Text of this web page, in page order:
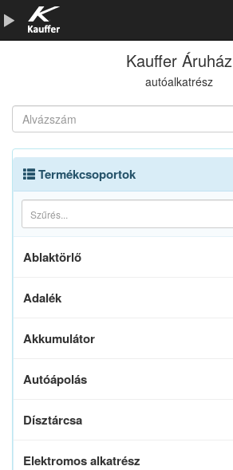
Szerszámkatalógus
Alkatrészek
Kauffer Áruház
autóalkatrész
Termékcsoportok
Ablaktörlő
Adalék
Akkumulátor
Autóápolás
Dísztárcsa
Elektromos alkatrész